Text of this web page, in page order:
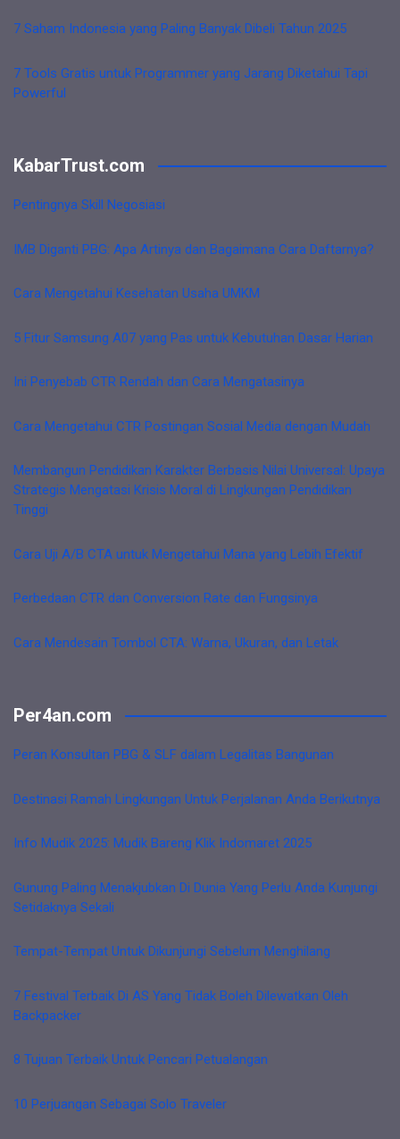
7 Saham Indonesia yang Paling Banyak Dibeli Tahun 2025
7 Tools Gratis untuk Programmer yang Jarang Diketahui Tapi
Powerful
KabarTrust.com
Pentingnya Skill Negosiasi
IMB Diganti PBG: Apa Artinya dan Bagaimana Cara Daftarnya?
Cara Mengetahui Kesehatan Usaha UMKM
5 Fitur Samsung A07 yang Pas untuk Kebutuhan Dasar Harian
Ini Penyebab CTR Rendah dan Cara Mengatasinya
Cara Mengetahui CTR Postingan Sosial Media dengan Mudah
Membangun Pendidikan Karakter Berbasis Nilai Universal: Upaya
Strategis Mengatasi Krisis Moral di Lingkungan Pendidikan
Tinggi
Cara Uji A/B CTA untuk Mengetahui Mana yang Lebih Efektif
Perbedaan CTR dan Conversion Rate dan Fungsinya
Cara Mendesain Tombol CTA: Warna, Ukuran, dan Letak
Per4an.com
Peran Konsultan PBG & SLF dalam Legalitas Bangunan
Destinasi Ramah Lingkungan Untuk Perjalanan Anda Berikutnya
Info Mudik 2025: Mudik Bareng Klik Indomaret 2025
Gunung Paling Menakjubkan Di Dunia Yang Perlu Anda Kunjungi
Setidaknya Sekali
Tempat-Tempat Untuk Dikunjungi Sebelum Menghilang
7 Festival Terbaik Di AS Yang Tidak Boleh Dilewatkan Oleh
Backpacker
8 Tujuan Terbaik Untuk Pencari Petualangan
10 Perjuangan Sebagai Solo Traveler